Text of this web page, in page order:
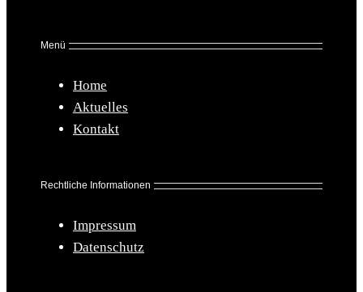
Menü
Home
Aktuelles
Kontakt
Rechtliche Informationen
Impressum
Datenschutz